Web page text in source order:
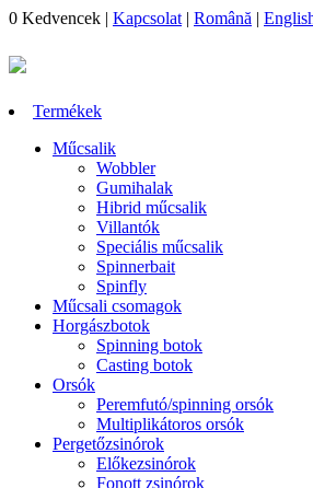
0 Kedvencek | Kapcsolat | Română |
Termékek
Műcsalik
Wobbler
Gumihalak
Hibrid műcsalik
Villantók
Speciális műcsalik
Spinnerbait
Spinfly
Műcsali csomagok
Horgászbotok
Spinning botok
Casting botok
Orsók
Peremfutó/spinning orsók
Multiplikátoros orsók
Pergetőzsinórok
Előkezsinórok
Fonott zsinórok